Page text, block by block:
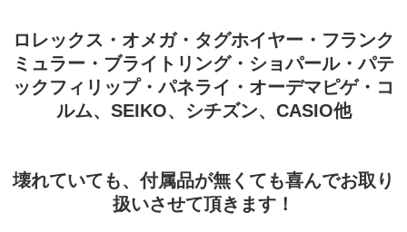
ロレックス・オメガ・タグホイヤー・フランク
ミュラー・ブライトリング・ショパール・パテ
ックフィリップ・パネライ・オーデマピゲ・コ
ルム、SEIKO、シチズン、CASIO他
壊れていても、付属品が無くても喜んでお取り
扱いさせて頂きます！